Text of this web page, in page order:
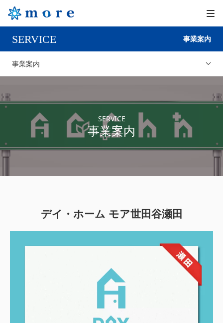
SERVICE 事業案内
事業案内
SERVICE
事業案内
デイ・ホーム モア世田谷瀬田